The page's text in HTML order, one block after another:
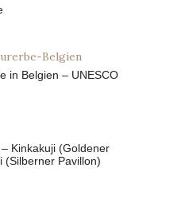
in Belgien – UNESCO
Kinkakuji (Goldener
(Silberner Pavillon)